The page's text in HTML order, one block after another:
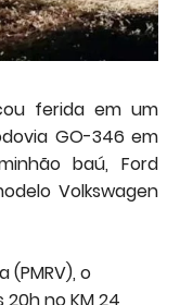
ferida em um
GO-346 em
baú, Ford
Volkswagen
(PMRV), o
no KM 24